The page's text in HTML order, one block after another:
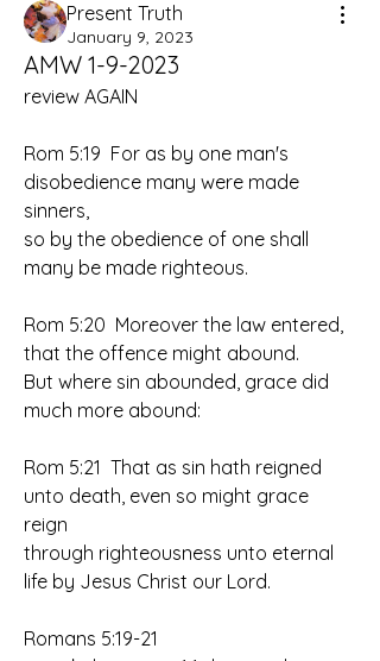
Present Truth
January 9, 2023
AMW 1-9-2023
review AGAIN
Rom 5:19  For as by one man's
disobedience many were made
sinners,
so by the obedience of one shall
many be made righteous.
Rom 5:20  Moreover the law entered,
that the offence might abound.
But where sin abounded, grace did
much more abound:
Rom 5:21  That as sin hath reigned
unto death, even so might grace
reign
through righteousness unto eternal
life by Jesus Christ our Lord.
Romans 5:19-21